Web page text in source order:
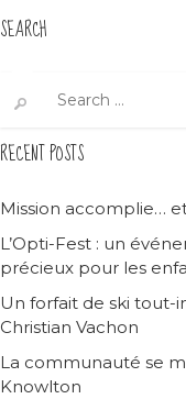
SEARCH
for:
RECENT POSTS
Mission accomplie…
L’Opti-Fest : un
précieux pour les
Un forfait de ski tout-
Christian Vachon
La communauté se
Knowlton